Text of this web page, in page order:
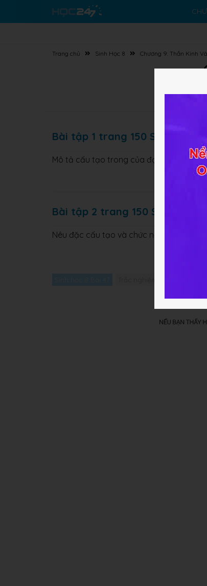
Trang chủ Sinh Học 8 Chương 9: Thần Kinh
Bài tập 1 trang 150 SGK Sinh
Mô tả cấu tạo trong của đại não.
Bài tập 2 trang 150 SGK Sinh
Nêu đặc cấu tạo và chức năng của đại